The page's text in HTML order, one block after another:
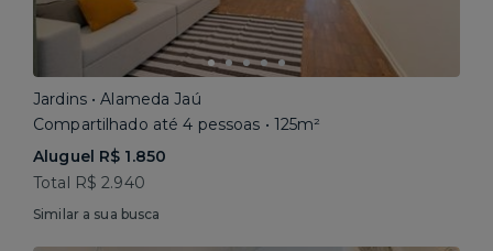
Jardins • Alameda Jaú
Compartilhado até 4 pessoas • 125m²
Aluguel R$ 1.850
Total R$ 2.940
Similar a sua busca